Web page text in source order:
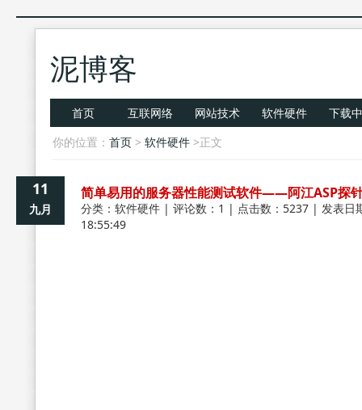
泥博客
首页 互联网络 网站技术 软件硬件
下载
你的位置： 首页 > 软件硬件 >正文
11
九月
简单易用的服务器性能测试软件——阿江ASP探
分类： 软件硬件 | 评论数：1 | 点击数：5237 | 发表日
18:55:49